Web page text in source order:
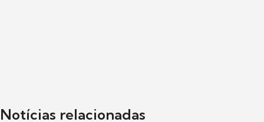
Notícias relacionadas